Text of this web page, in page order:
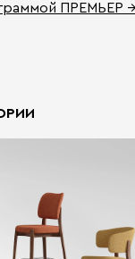
ПРЕМЬЕР →